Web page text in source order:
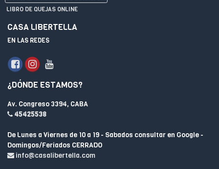
LIBRO DE QUEJAS ONLINE
CASA LIBERTELLA
EN LAS REDES
¿DÓNDE ESTAMOS?
Av. Congreso 3394, CABA
45425538
De Lunes a Viernes de 10 a 19 - Sabados consultar en Google -
Domingos/Feriados CERRADO
info@casalibertella.com